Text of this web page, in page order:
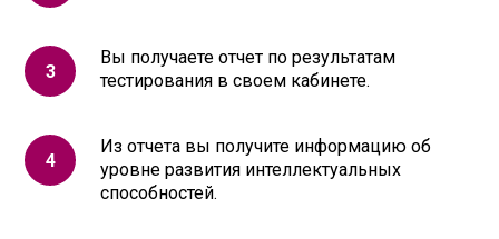
Вы получаете отчет по результатам
тестирования в своем кабинете.
Из отчета вы получите информацию об
уровне развития интеллектуальных
способностей.